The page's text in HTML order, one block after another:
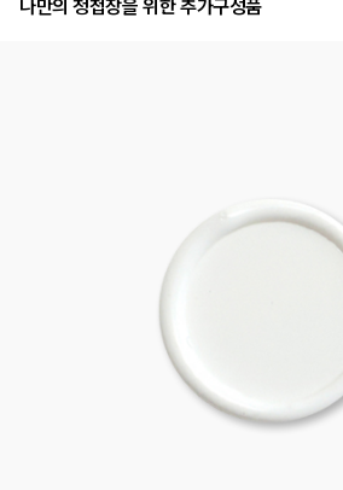
나만의 청첩장을 위한 추가구성품